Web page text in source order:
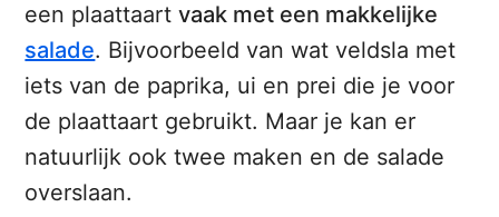
een plaattaartvaak met een makkelijke
salade. Bijvoorbeeld van wat veldsla met
iets van de paprika, ui en prei die je voor
de plaattaart gebruikt. Maar je kan er
natuurlijk ook twee maken en de salade
overslaan.